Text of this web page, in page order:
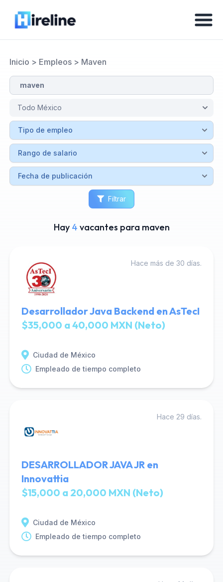
Inicio > Empleos> Maven
Filtrar
Hay 4 vacantes para maven
Hace más de 30 días.
Desarrollador Java Backend en AsTecI
$35,000 a 40,000 MXN (Neto)
Ciudad de México
Empleado de tiempo completo
Hace 29 días.
DESARROLLADOR JAVA JR en
Innovattia
$15,000 a 20,000 MXN (Neto)
Ciudad de México
Empleado de tiempo completo